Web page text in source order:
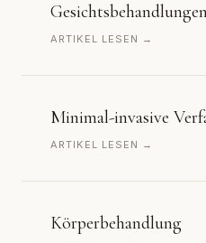
Gesichtsbehandlungen
ARTIKEL LESEN →
Minimal-invasive
ARTIKEL LESEN →
Körperbehandlung